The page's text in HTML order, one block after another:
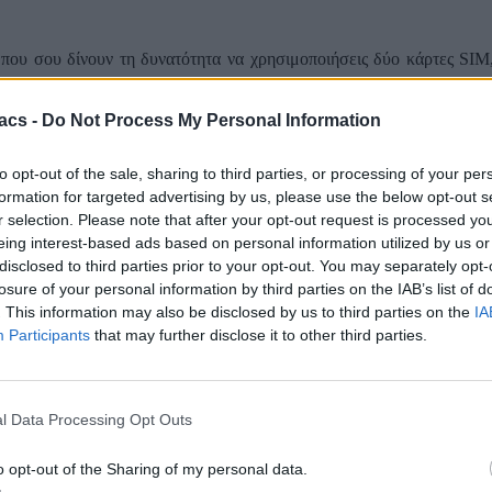
- Do Not Process My Personal Information
opt-out of the sale, sharing to third parties, or processing of your
for targeted advertising by us, please use the below opt-out
selection. Please note that after your opt-out request is processed
interest-based ads based on personal information utilized by us
to third parties prior to your opt-out. You may separately
of your personal information by third parties on the IAB’s list of
This information may also be disclosed by us to third parties on the
Participants that may further disclose it to other third parties.
Data Processing Opt Outs
opt-out of the Sharing of my personal data.
σου δίνουν τη δυνατότητα να χρησιμοποιήσεις δύο κάρτες
η εφαρμογή των κλήσεων στο κινητό μας κάθε φορά που
θέλει να δώσει στους χρήστες μια εναλλακτική λύση η οποία να
ώρες, φαίνεται η Google να ετοιμάζει μια νέα ρύθμιση, η
στο προσκήνιο κάθε φορά πριν κάνουμε μια κλήση, η Google
στοιχεία πελατών του Kotsovolos.gr: Προς πώληση
down μενού, όπου θα μπορείς να πιέζεις και να επιλέγεις την
δεν επηρεάζει τις ρυθμίσεις κλήσεων στη συσκευή σου. Αν για
SIM.
app beta.